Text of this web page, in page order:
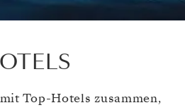
Top-Hotels zusammen,